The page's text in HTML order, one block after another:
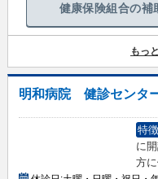
健康保険組合の補
もっ
明和病院 健診センタ
特徴
に
方